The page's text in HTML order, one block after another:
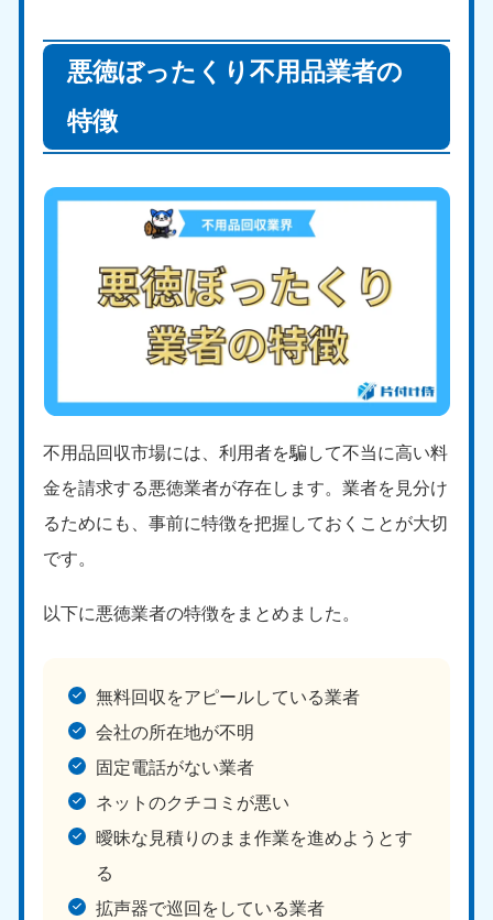
悪徳ぼったくり不用品業者の
特徴
不用品回収市場には、利用者を騙して不当に高い料
金を請求する悪徳業者が存在します。業者を見分け
るためにも、事前に特徴を把握しておくことが大切
です。
以下に悪徳業者の特徴をまとめました。
無料回収をアピールしている業者
会社の所在地が不明
固定電話がない業者
ネットのクチコミが悪い
曖昧な見積りのまま作業を進めようとす
る
拡声器で巡回をしている業者
長崎県
050-1880-9891
9:00〜19:00 年中無休
鹿児島県
050-1880-9889
大分県
9:00〜19:00 年中無休
宮崎県
9:00〜19:00 年中無休
050-1880-9892
9:00〜19:00 年中無休
050-1880-9887
9:00〜19:00 年中無休